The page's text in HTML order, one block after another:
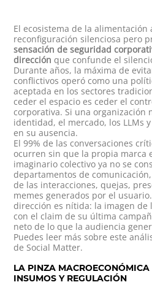
El ecosistema de la alimentación
reconfiguración silenciosa pero
sensación de seguridad
direcciónque confunde el
Durante años, la máxima de
conflictivos operó como una
aceptada en los sectores
ceder el espacio es ceder el
corporativa. Si una organización
identidad, el mercado, los LLMs
en su ausencia.
El 99% de las conversaciones
ocurren sin que la propia marca
imaginario colectivo ya no se
departamentos de
de las interacciones, quejas,
memes generados por el
dirección es nítida: la imagen de
con el claim de su última
neto de lo que la audiencia
Puedes leer más sobre este
de Social Matter.
LA PINZA MACROECONÓMICA
INSUMOS Y REGULACIÓN